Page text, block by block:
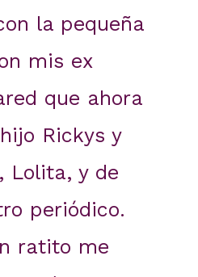
la pequeña
mis ex
que ahora
Rickys y
Lolita, y de
periódico.
ratito me